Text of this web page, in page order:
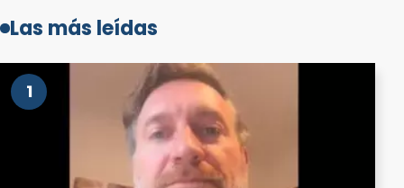
Las más leídas
1